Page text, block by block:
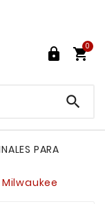
 
0

PARA